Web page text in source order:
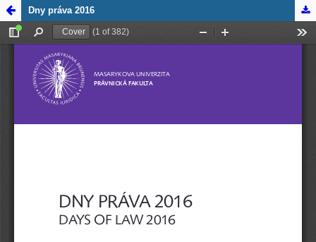
Zpět na
detail
publikace
Dny
práva
Dny práva 2016